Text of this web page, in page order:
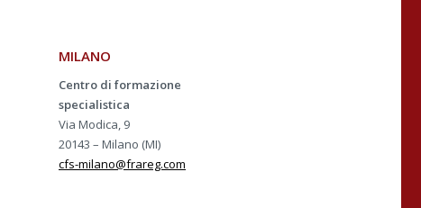
MILANO
Centro di formazione
specialistica
Via Modica, 9
20143 – Milano (MI)
cfs-milano@frareg.com